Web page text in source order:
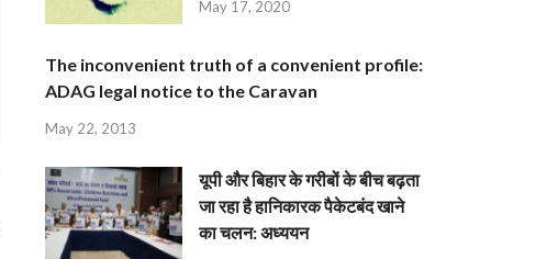
May 17, 2020
The inconvenient truth of a convenient profile:
ADAG legal notice to the Caravan
May 22, 2013
यूपी और बिहार के गरीबों के बीच बढ़ता
जा रहा है हानिकारक पैकेटबंद खाने
का चलन: अध्ययन